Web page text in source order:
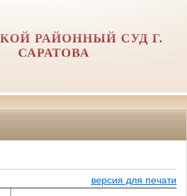
РАЙОННЫЙ СУД Г.
САРАТОВА
версия для печати